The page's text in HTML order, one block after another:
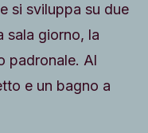
si sviluppa su due
sala giorno, la
padronale. Al
e un bagno a